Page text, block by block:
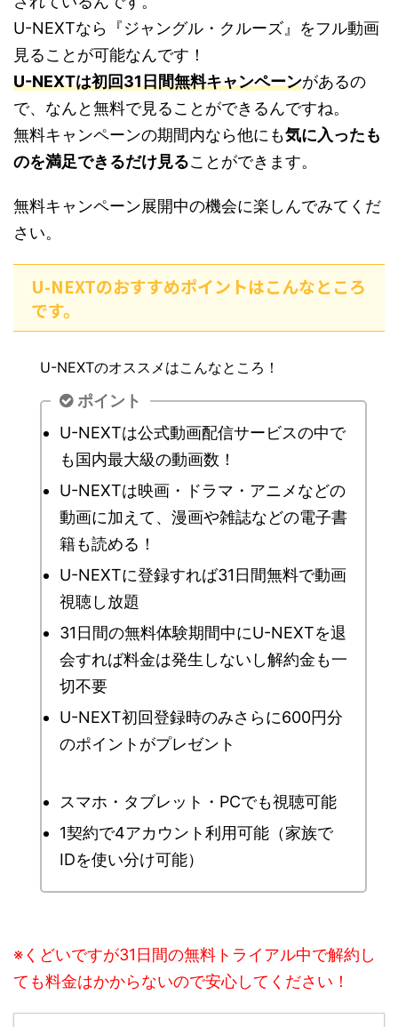
U-NEXTなら『ジャングル・クルーズ』をフル動画
見ることが可能なんです！
U-NEXTは初回31日間無料キャンペーンがあるの
で、なんと無料で見ることができるんですね。
無料キャンペーンの期間内なら他にも気に入ったも
のを満足できるだけ見ることができます。
無料キャンペーン展開中の機会に楽しんでみてくだ
さい。
U-NEXTのおすすめポイントはこんなところ
です。
U-NEXTのオススメはこんなところ！
ポイント
U-NEXTは公式動画配信サービスの中で
も国内最大級の動画数！
U-NEXTは映画・ドラマ・アニメなどの
動画に加えて、漫画や雑誌などの電子書
籍も読める！
U-NEXTに登録すれば31日間無料で動画
視聴し放題
31日間の無料体験期間中にU-NEXTを退
会すれば料金は発生しないし解約金も一
切不要
U-NEXT初回登録時のみさらに600円分
のポイントがプレゼント
スマホ・タブレット・PCでも視聴可能
1契約で4アカウント利用可能（家族で
IDを使い分け可能）
※くどいですが31日間の無料トライアル中で解約し
ても料金はかからないので安心してください！